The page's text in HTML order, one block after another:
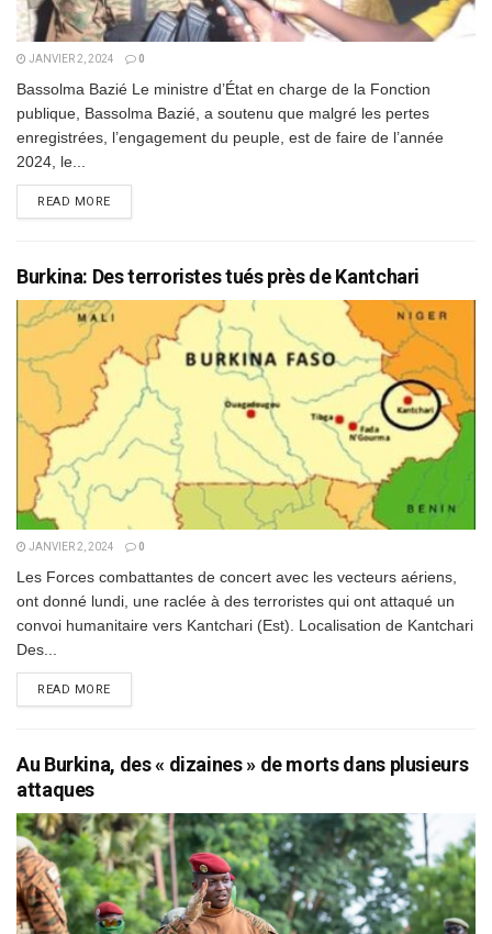
JANVIER 2, 2024 0
Bassolma Bazié Le ministre d’État en charge de la Fonction
publique, Bassolma Bazié, a soutenu que malgré les pertes
enregistrées, l’engagement du peuple, est de faire de l’année
2024, le...
READ MOREDETAILS
Burkina: Des terroristes tués près de Kantchari
JANVIER 2, 2024 0
Les Forces combattantes de concert avec les vecteurs aériens,
ont donné lundi, une raclée à des terroristes qui ont attaqué un
convoi humanitaire vers Kantchari (Est). Localisation de Kantchari
Des...
READ MOREDETAILS
Au Burkina, des « dizaines » de morts dans plusieurs
attaques